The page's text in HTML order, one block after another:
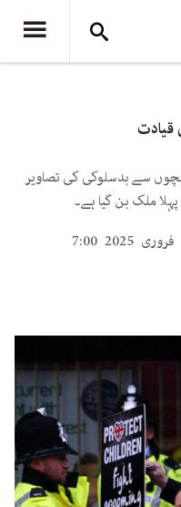
قیادت
سے بدسلوکی کی تصاویر
پہلا ملک بن گیا ہے۔